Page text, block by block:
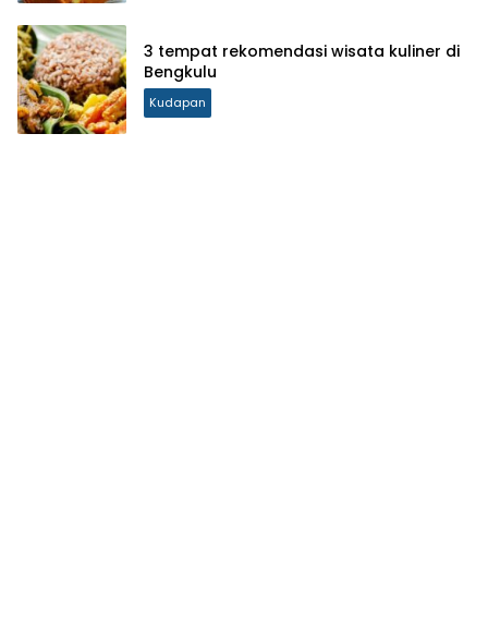
3 tempat rekomendasi wisata kuliner di
Bengkulu
Kudapan